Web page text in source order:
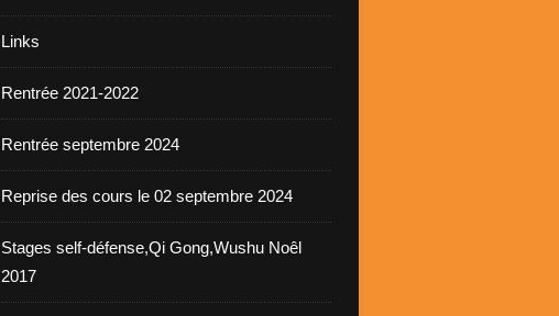
Links
Rentrée 2021-2022
Rentrée septembre 2024
Reprise des cours le 02 septembre 2024
Stages self-défense,Qi Gong,Wushu Noêl
2017